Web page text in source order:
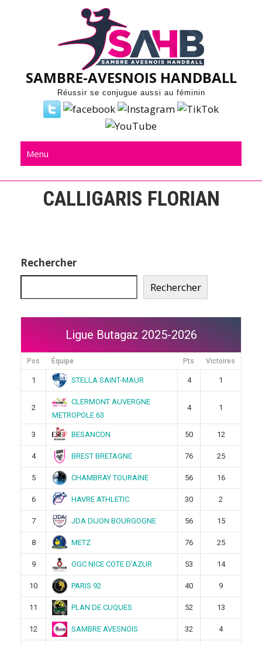
SAMBRE-AVESNOIS HANDBALL
Réussir se conjugue aussi au féminin
Menu
CALLIGARIS FLORIAN
Rechercher
Rechercher
Ligue Butagaz 2025-2026
Pos Équipe Pts Victoires
1 STELLA SAINT-MAUR 4 1
2
CLERMONT AUVERGNE
METROPOLE 63
4 1
3 BESANCON 50 12
4 BREST BRETAGNE 76 25
5 CHAMBRAY TOURAINE 56 16
6 HAVRE ATHLETIC 30 2
7 JDA DIJON BOURGOGNE 56 15
8 METZ 76 25
9 OGC NICE COTE D’AZUR 53 14
10 PARIS 92 40 9
11 PLAN DE CUQUES 52 13
12 SAMBRE AVESNOIS 32 4